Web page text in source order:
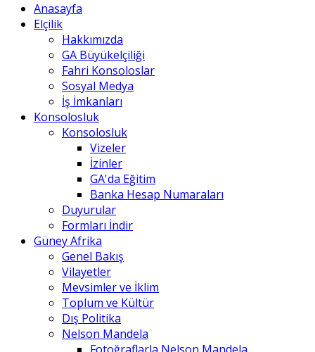
Anasayfa
Elçilik
Hakkımızda
GA Büyükelçiliği
Fahri Konsoloslar
Sosyal Medya
İş İmkanları
Konsolosluk
Konsolosluk
Vizeler
İzinler
GA'da Eğitim
Banka Hesap Numaraları
Duyurular
Formları İndir
Güney Afrika
Genel Bakış
Vilayetler
Mevsimler ve İklim
Toplum ve Kültür
Dış Politika
Nelson Mandela